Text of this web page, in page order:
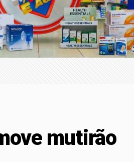
em R$ 7,15 bilhões em julho
para R$ 165 milhões
mutirão